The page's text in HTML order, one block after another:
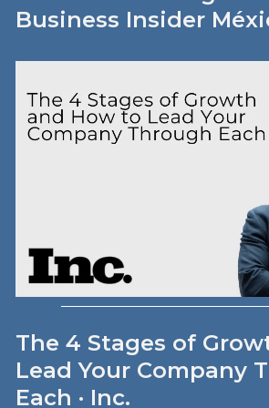
Business Insider
The 4 Stages of
Lead Your Company
Each · Inc.